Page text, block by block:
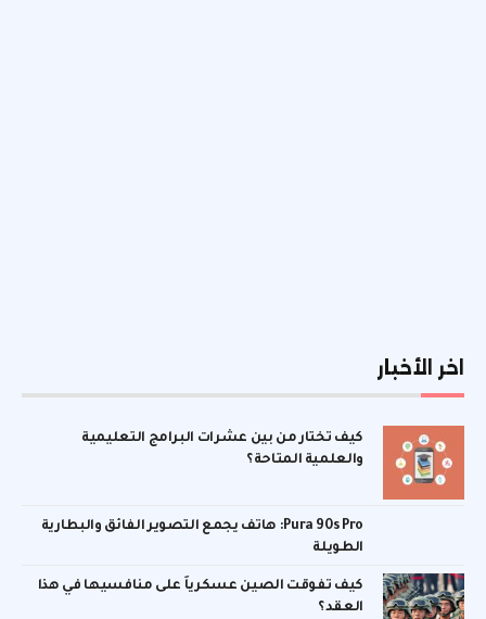
اخر الأخبار
كيف تختار من بين عشرات البرامج التعليمية
والعلمية المتاحة؟
Pura 90s Pro: هاتف يجمع التصوير الفائق والبطارية
الطويلة
كيف تفوقت الصين عسكرياً على منافسيها في هذا
العقد؟